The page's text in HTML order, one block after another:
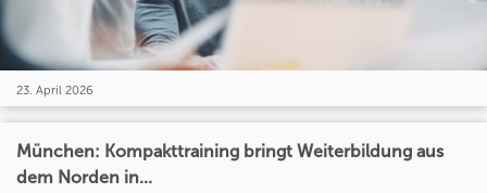
23. April 2026
München: Kompakttraining bringt Weiterbildung aus
dem Norden in...